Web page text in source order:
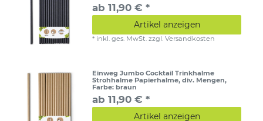
ab 11,90 € *
Artikel anzeigen
* inkl. ges. MwSt. zzgl.Versandkosten
Einweg Jumbo Cocktail Trinkhalme
Strohhalme Papierhalme, div. Mengen,
Farbe: braun
ab 11,90 € *
Artikel anzeigen